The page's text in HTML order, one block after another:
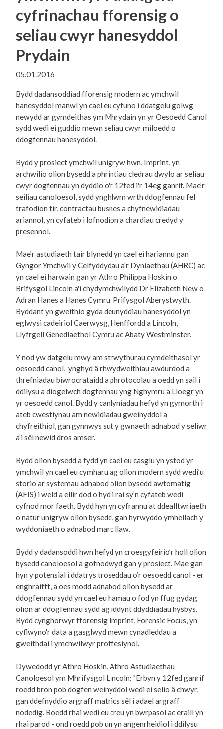
cyfrinachau fforensig o
seliau cwyr hanesyddol
Prydain
05.01.2016
Bydd dadansoddiad fforensig modern ac ymchwil
hanesyddol manwl yn cael eu cyfuno i ddatgelu golwg
newydd ar gymdeithas ym Mhrydain yn yr Oesoedd Canol
sydd wedi ei guddio mewn seliau cwyr miloedd o
ddogfennau hanesyddol.
Bydd y prosiect ymchwil unigryw hwn, Imprint, yn
archwilio olion bysedd a phrintiau cledrau dwylo ar seliau
cwyr dogfennau yn dyddio o'r 12fed i'r 14eg ganrif. Mae’r
seiliau canoloesol, sydd ynghlwm wrth ddogfennau fel
trafodion tir, contractau busnes a chyfnewidiadau
ariannol, yn cyfateb i lofnodion a chardiau credyd y
presennol.
Mae'r astudiaeth tair blynedd yn cael ei hariannu gan
Gyngor Ymchwil y Celfyddydau a'r Dyniaethau (AHRC) ac
yn cael ei harwain gan yr Athro Philippa Hoskin o
Brifysgol Lincoln a'i chydymchwilydd Dr Elizabeth New o
Adran Hanes a Hanes Cymru, Prifysgol Aberystwyth.
Byddant yn gweithio gyda deunyddiau hanesyddol yn
eglwysi cadeiriol Caerwysg, Henffordd a Lincoln,
Llyfrgell Genedlaethol Cymru ac Abaty Westminster.
Y nod yw datgelu mwy am strwythurau cymdeithasol yr
oesoedd canol, ynghyd â rhwydweithiau awdurdod a
threfniadau biwrocrataidd a phrotocolau a oedd yn sail i
ddilysu a diogelwch dogfennau yng Nghymru a Lloegr yn
yr oesoedd canol. Bydd y canlyniadau hefyd yn gymorth i
ateb cwestiynau am newidiadau gweinyddol a
chyfreithiol, gan gynnwys sut y gwnaeth adnabod y seliwr
a’i sêl newid dros amser.
Bydd olion bysedd a fydd yn cael eu casglu yn ystod yr
ymchwil yn cael eu cymharu ag olion modern sydd wedi’u
storio ar systemau adnabod olion bysedd awtomatig
(AFIS) i weld a ellir dod o hyd i rai sy’n cyfateb wedi
cyfnod mor faeth. Bydd hyn yn cyfrannu at ddealltwriaeth
o natur unigryw olion bysedd, gan hyrwyddo ymhellach y
wyddoniaeth o adnabod marc llaw.
Bydd y dadansoddi hwn hefyd yn croesgyfeirio’r holl olion
bysedd canoloesol a gofnodwyd gan y prosiect. Mae gan
hyn y potensial i ddatrys troseddau o’r oesoedd canol - er
enghraifft, a oes modd adnabod olion bysedd ar
ddogfennau sydd yn cael eu hamau o fod yn ffug gydag
olion ar ddogfennau sydd ag iddynt ddyddiadau hysbys.
Bydd cynghorwyr fforensig Imprint, Forensic Focus, yn
cyflwyno'r data a gasglwyd mewn cynadleddau a
gweithdai i ymchwilwyr proffesiynol.
Dywedodd yr Athro Hoskin, Athro Astudiaethau
Canoloesol ym Mhrifysgol Lincoln: "Erbyn y 12fed ganrif
roedd bron pob dogfen weinyddol wedi ei selio â chwyr,
gan ddefnyddio argraff matrics sêl i adael argraff
nodedig. Roedd rhai wedi eu creu yn bwrpasol ac eraill yn
rhai parod - ond roedd pob un yn angenrheidiol i ddilysu